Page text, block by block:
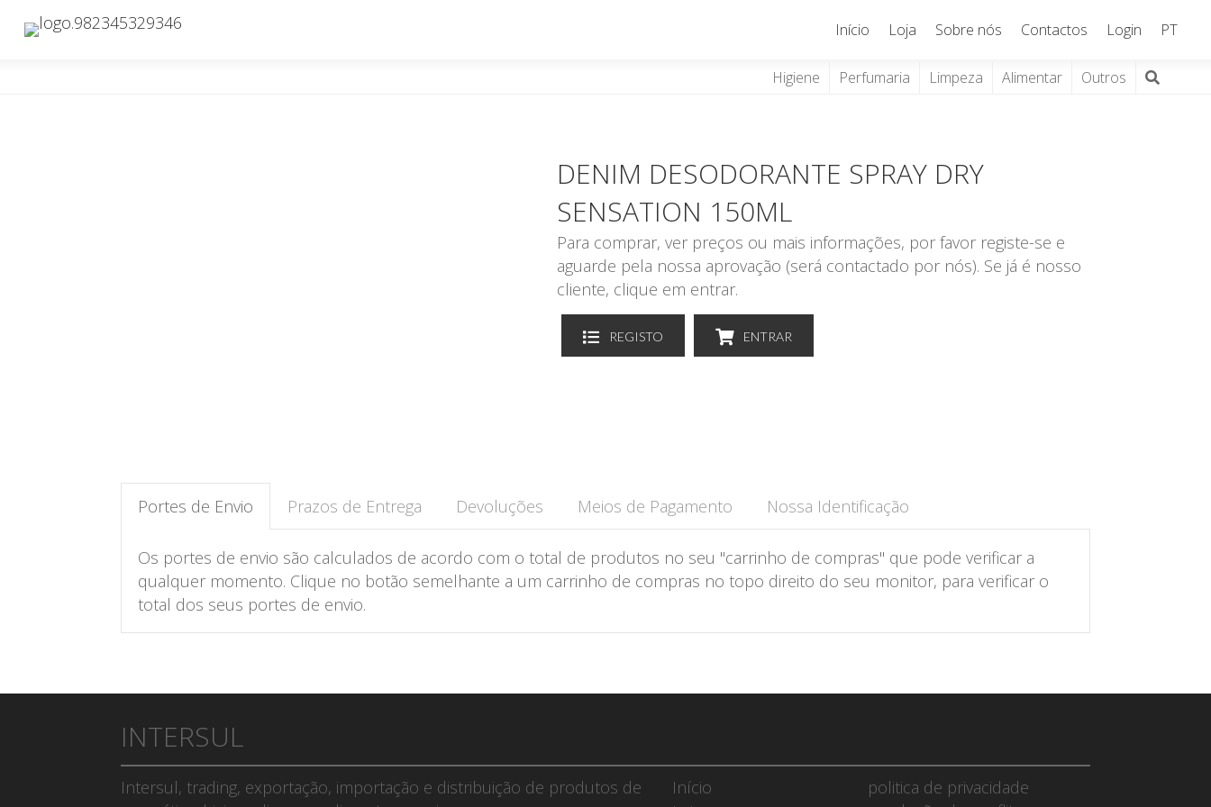
Início Loja Sobre nós Contactos Login PT
Higiene Perfumaria Limpeza Alimentar Outros
DENIM DESODORANTE SPRAY DRY
SENSATION 150ML
Para comprar, ver preços ou mais informações, por favor registe-se e
aguarde pela nossa aprovação (será contactado por nós). Se já é nosso
cliente, clique em entrar.
REGISTO ENTRAR
Portes de Envio Prazos de Entrega Devoluções Meios de Pagamento Nossa Identificação
Os portes de envio são calculados de acordo com o total de produtos no seu "carrinho de compras" que pode verificar a
qualquer momento. Clique no botão semelhante a um carrinho de compras no topo direito do seu monitor, para verificar o
total dos seus portes de envio.
INTERSUL
Intersul, trading, exportação, importação e distribuição de produtos de
Início
politica de privacidade